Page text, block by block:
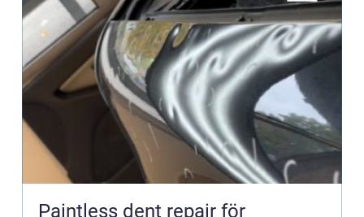
Paintless dent repair för